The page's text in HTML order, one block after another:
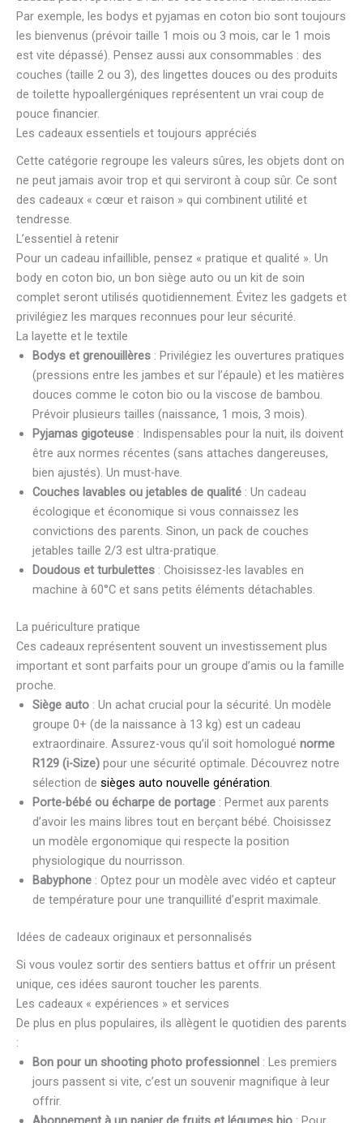
Par exemple, les bodys et pyjamas en coton bio sont toujours
les bienvenus (prévoir taille 1 mois ou 3 mois, car le 1 mois
est vite dépassé). Pensez aussi aux consommables : des
couches (taille 2 ou 3), des lingettes douces ou des produits
de toilette hypoallergéniques représentent un vrai coup de
pouce financier.
Les cadeaux essentiels et toujours appréciés
Cette catégorie regroupe les valeurs sûres, les objets dont on
ne peut jamais avoir trop et qui serviront à coup sûr. Ce sont
des cadeaux « cœur et raison » qui combinent utilité et
tendresse.
L’essentiel à retenir
Pour un cadeau infaillible, pensez « pratique et qualité ». Un
body en coton bio, un bon siège auto ou un kit de soin
complet seront utilisés quotidiennement. Évitez les gadgets et
privilégiez les marques reconnues pour leur sécurité.
La layette et le textile
Bodys et grenouillères : Privilégiez les ouvertures pratiques
(pressions entre les jambes et sur l’épaule) et les matières
douces comme le coton bio ou la viscose de bambou.
Prévoir plusieurs tailles (naissance, 1 mois, 3 mois).
Pyjamas gigoteuse : Indispensables pour la nuit, ils doivent
être aux normes récentes (sans attaches dangereuses,
bien ajustés). Un must-have.
Couches lavables ou jetables de qualité : Un cadeau
écologique et économique si vous connaissez les
convictions des parents. Sinon, un pack de couches
jetables taille 2/3 est ultra-pratique.
Doudous et turbulettes : Choisissez-les lavables en
machine à 60°C et sans petits éléments détachables.
La puériculture pratique
Ces cadeaux représentent souvent un investissement plus
important et sont parfaits pour un groupe d’amis ou la famille
proche.
Siège auto : Un achat crucial pour la sécurité. Un modèle
groupe 0+ (de la naissance à 13 kg) est un cadeau
extraordinaire. Assurez-vous qu’il soit homologué norme
R129 (i-Size) pour une sécurité optimale. Découvrez notre
sélection de sièges auto nouvelle génération.
Porte-bébé ou écharpe de portage : Permet aux parents
d’avoir les mains libres tout en berçant bébé. Choisissez
un modèle ergonomique qui respecte la position
physiologique du nourrisson.
Babyphone : Optez pour un modèle avec vidéo et capteur
de température pour une tranquillité d’esprit maximale.
Idées de cadeaux originaux et personnalisés
Si vous voulez sortir des sentiers battus et offrir un présent
unique, ces idées sauront toucher les parents.
Les cadeaux « expériences » et services
De plus en plus populaires, ils allègent le quotidien des parents
:
Bon pour un shooting photo professionnel : Les premiers
jours passent si vite, c’est un souvenir magnifique à leur
offrir.